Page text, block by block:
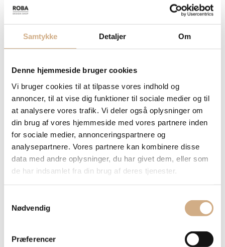
Samtykke Detaljer Om
Denne hjemmeside bruger cookies
Vi bruger cookies til at tilpasse vores indhold og
annoncer, til at vise dig funktioner til sociale medier og til
at analysere vores trafik. Vi deler også oplysninger om
din brug af vores hjemmeside med vores partnere inden
for sociale medier, annonceringspartnere og
analysepartnere. Vores partnere kan kombinere disse
data med andre oplysninger, du har givet dem, eller som
de har indsamlet fra din brug af deres tjenester.
Nødvendig
Præferencer
HACIENDA Ø50 CM BÅLKURV – BÅLKUGLE – ILDKUGLE –
Hacienda Leaves bålkurv kaster et smukt lys og varme ud i
Diameter Ø 50 cm – Højde 61 cm – vægt ca. 7 Kg
forholdsvis store fod.
Materiale Stål i Rust finish.
Den vil med eller uden ild være en smuk og dekorativ skulptur i
haven eller på terrassen.